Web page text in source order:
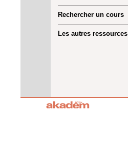
Rechercher un cours
Les autres ressources